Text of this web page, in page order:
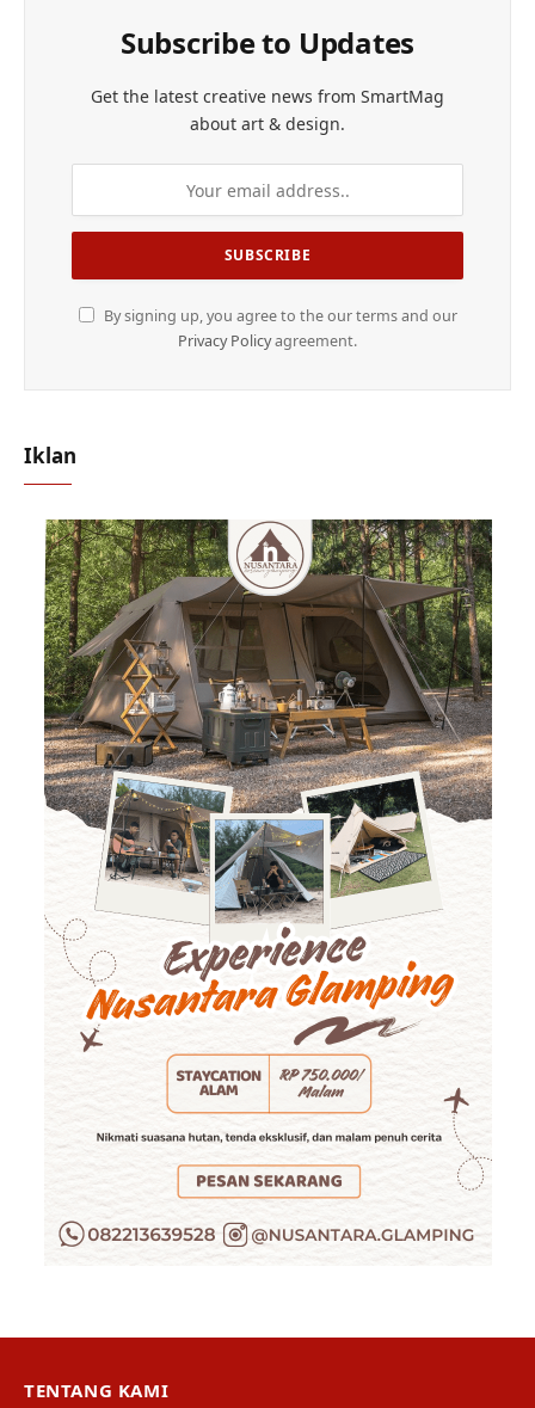
Subscribe to Updates
Get the latest creative news from SmartMag
about art & design.
By signing up, you agree to the our terms and our
Privacy Policyagreement.
Iklan
TENTANG KAMI